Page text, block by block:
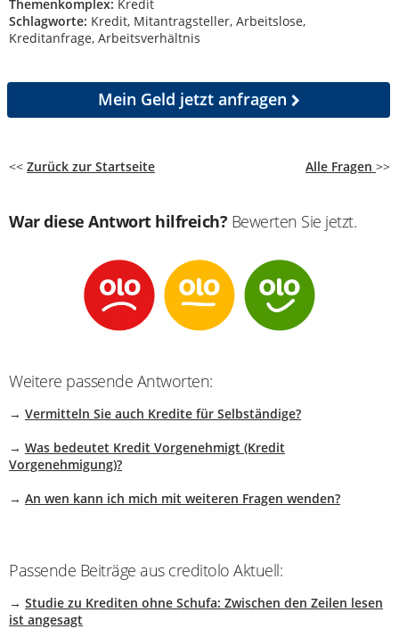
Themenkomplex: Kredit
Schlagworte: Kredit, Mitantragsteller, Arbeitslose,
Kreditanfrage, Arbeitsverhältnis
Mein Geld jetzt anfragen
<< Zurück zur Startseite Alle Fragen >>
War diese Antwort hilfreich? Bewerten Sie jetzt.
Weitere passende Antworten:
→ Vermitteln Sie auch Kredite für Selbständige?
→ Was bedeutet Kredit Vorgenehmigt (Kredit
Vorgenehmigung)?
→ An wen kann ich mich mit weiteren Fragen wenden?
Passende Beiträge aus creditolo Aktuell:
→ Studie zu Krediten ohne Schufa: Zwischen den Zeilen lesen
ist angesagt